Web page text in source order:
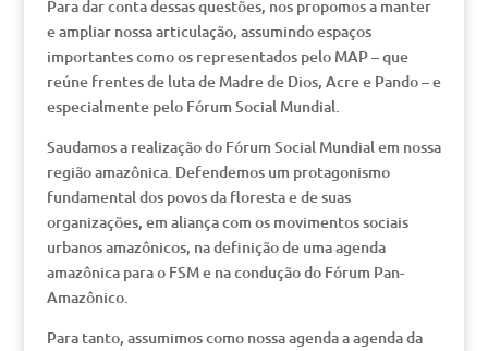
Para dar conta dessas questões, nos propomos a manter
e ampliar nossa articulação, assumindo espaços
importantes como os representados pelo MAP – que
reúne frentes de luta de Madre de Dios, Acre e Pando – e
especialmente pelo Fórum Social Mundial.
Saudamos a realização do Fórum Social Mundial em nossa
região amazônica. Defendemos um protagonismo
fundamental dos povos da floresta e de suas
organizações, em aliança com os movimentos sociais
urbanos amazônicos, na definição de uma agenda
amazônica para o FSM e na condução do Fórum Pan-
Amazônico.
Para tanto, assumimos como nossa agenda a agenda da